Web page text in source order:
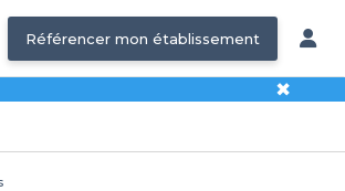
Référencer mon établissement
✖